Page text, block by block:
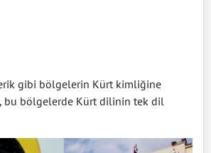
gibi bölgelerin Kürt kimliğine
bu bölgelerde Kürt dilinin tek dil